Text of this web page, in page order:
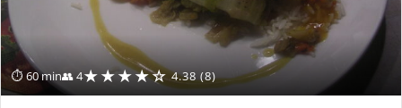
⏱ 60 min👥 4★★★★☆ 4.38 (8)